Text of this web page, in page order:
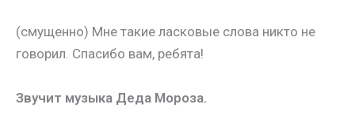
(смущенно) Мне такие ласковые слова никто не
говорил. Спасибо вам, ребята!
Звучит музыка Деда Мороза.